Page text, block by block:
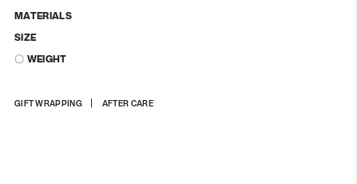
MATERIALS
SIZE
〇 WEIGHT
GIFT WRAPPING AFTER CARE
상